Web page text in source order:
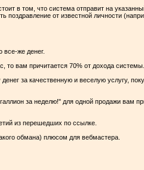
в том, что система отправит на
от известной личности
все-же денег.
то вам причитается 70% от дохода системы.
за качественную и веселую услугу,
за неделю!" для одной продажи вам
из перешедших по ссылке.
обмана) плюсом для вебмастера.